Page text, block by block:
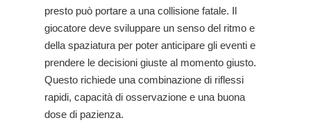
presto può portare a una collisione fatale. Il
giocatore deve sviluppare un senso del ritmo e
della spaziatura per poter anticipare gli eventi e
prendere le decisioni giuste al momento giusto.
Questo richiede una combinazione di riflessi
rapidi, capacità di osservazione e una buona
dose di pazienza.